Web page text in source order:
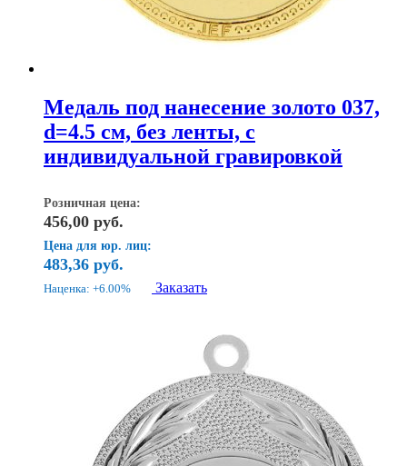
Медаль под нанесение золото 037,
d=4.5 см, без ленты, с
индивидуальной гравировкой
Розничная цена:
456,00 руб.
Цена для юр. лиц:
483,36 руб.
Наценка: +6.00% Заказать